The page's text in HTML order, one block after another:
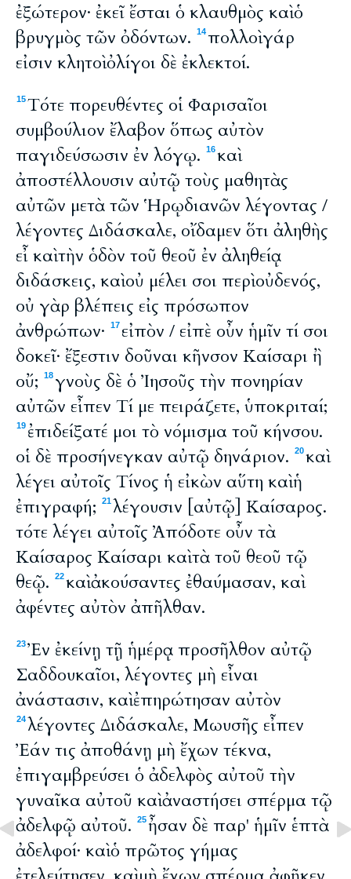
ἐξώτερον· ἐκεῖ ἔσται ὁ κλαυθμὸς καὶ ὁ
βρυγμὸς τῶν ὀδόντων.
14πολλοὶ γάρ
εἰσιν κλητοὶ ὀλίγοι δὲ ἐκλεκτοί.
15Τότε πορευθέντες οἱ Φαρισαῖοι
συμβούλιον ἔλαβον ὅπως αὐτὸν
παγιδεύσωσιν ἐν λόγῳ.
16καὶ
ἀποστέλλουσιν αὐτῷ τοὺς μαθητὰς
αὐτῶν μετὰ τῶν Ἡρῳδιανῶν λέγοντας /
λέγοντες Διδάσκαλε, οἴδαμεν ὅτι ἀληθὴς
εἶ καὶ τὴν ὁδὸν τοῦ θεοῦ ἐν ἀληθείᾳ
διδάσκεις, καὶ οὐ μέλει σοι περὶ οὐδενός,
οὐ γὰρ βλέπεις εἰς πρόσωπον
ἀνθρώπων·
17 εἰπὸν / εἰπὲ οὖν ἡμῖν τί σοι
δοκεῖ· ἔξεστιν δοῦναι κῆνσον Καίσαρι ἢ
οὔ;
18 γνοὺς δὲ ὁ Ἰησοῦς τὴν πονηρίαν
αὐτῶν εἶπεν Τί με πειράζετε, ὑποκριταί;
19 ἐπιδείξατέ μοι τὸ νόμισμα τοῦ κήνσου.
οἱ δὲ προσήνεγκαν αὐτῷ δηνάριον.
20καὶ
λέγει αὐτοῖς Τίνος ἡ εἰκὼν αὕτη καὶ ἡ
ἐπιγραφή;
21λέγουσιν [αὐτῷ] Καίσαρος.
τότε λέγει αὐτοῖς Ἀπόδοτε οὖν τὰ
Καίσαρος Καίσαρι καὶ τὰ τοῦ θεοῦ τῷ
θεῷ.
22καὶ ἀκούσαντες ἐθαύμασαν, καὶ
ἀφέντες αὐτὸν ἀπῆλθαν.
23Ἐν ἐκείνῃ τῇ ἡμέρᾳ προσῆλθον αὐτῷ
Σαδδουκαῖοι, λέγοντες μὴ εἶναι
ἀνάστασιν, καὶ ἐπηρώτησαν αὐτὸν
24λέγοντες Διδάσκαλε, Μωυσῆς εἶπεν
Ἐάν τις ἀποθάνῃ μὴ ἔχων τέκνα,
ἐπιγαμβρεύσει ὁ ἀδελφὸς αὐτοῦ τὴν
γυναῖκα αὐτοῦ καὶ ἀναστήσει σπέρμα τῷ
ἀδελφῷ αὐτοῦ.
25ἦσαν δὲ παρ' ἡμῖν ἑπτὰ
ἀδελφοί· καὶ ὁ πρῶτος γήμας